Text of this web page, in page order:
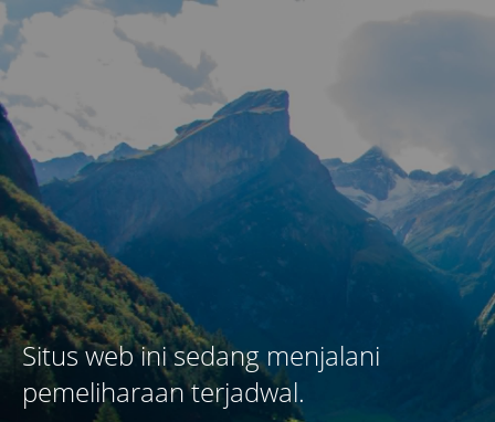
Situs web ini sedang menjalani
pemeliharaan terjadwal.